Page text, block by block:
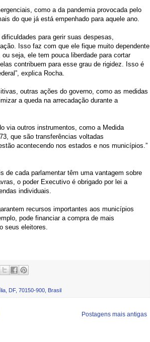
como a da pandemia provocada pelo
do que já está empenhado para aquele ano.
para gerir suas despesas,
Isso faz com que ele fique muito dependente
seja, ele tem pouca liberdade para cortar
contribuem para esse grau de rigidez. Isso é
explica Rocha.
outras ações do governo, como as medidas
a queda na arrecadação durante a
via outros instrumentos, como a Medida
que são transferências voltadas
acontecendo nos estados e nos municípios.”
de cada parlamentar têm uma vantagem sobre
o poder Executivo é obrigado por lei a
individuais.
recursos importantes aos municípios
pode financiar a compra de mais
seus eleitores.
DF, 70150-900, Brasil
Postagens mais antigas